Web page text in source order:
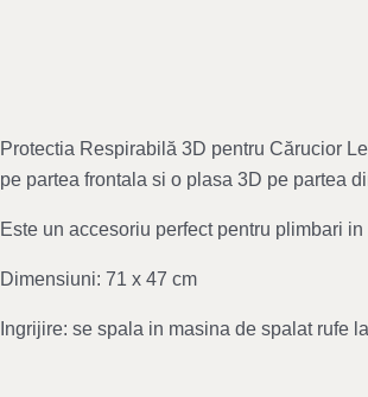
Protectia Respirabilă 3D pentru Cărucior
pe partea frontala si o plasa 3D pe partea
Este un accesoriu perfect pentru plimbari
Dimensiuni: 71 х 47 cm
Ingrijire: se spala in masina de spalat rufe